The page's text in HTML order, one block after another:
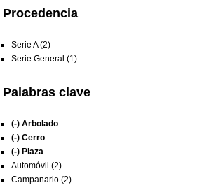
Procedencia
Serie A (2)
Serie General (1)
Palabras clave
(-) Arbolado
(-) Cerro
(-) Plaza
Automóvil (2)
Campanario (2)